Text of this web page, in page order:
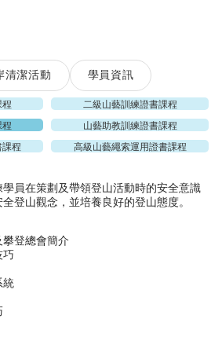
清潔活動 學員資訊
程
二級山藝訓練證書課程
山藝助教訓練證書課程
高級山藝繩索運用證書課程
員在策劃及帶領登山活動時的安全意識
登山觀念，並培養良好的登山態度。
攀登總會簡介
巧
統